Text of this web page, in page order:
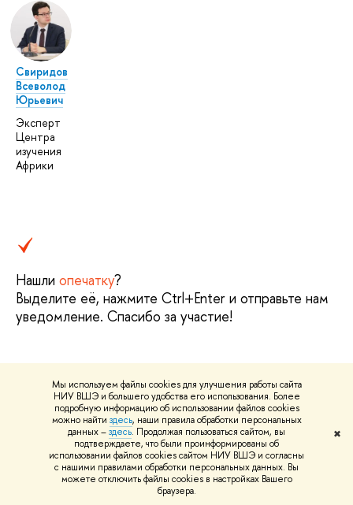
Мы используем файлы cookies для улучшения работы сайта
НИУ ВШЭ и большего удобства его использования. Более
подробную информацию об использовании файлов cookies
можно найти здесь, наши правила обработки персональных
данных –здесь. Продолжая пользоваться сайтом, вы
подтверждаете, что были проинформированы об
использовании файлов cookies сайтом НИУ ВШЭ и согласны
с нашими правилами обработки персональных данных. Вы
можете отключить файлы cookies в настройках Вашего
браузера.
✖
Свиридов
Всеволод
Юрьевич
Эксперт
Центра
изучения
Африки
Нашли опечатку?
Выделите её, нажмите Ctrl+Enter и отправьте нам
уведомление. Спасибо за участие!
О ВЫШКЕ
Цифры и факты
Руководство и структура
Устойчивое развитие в НИУ ВШЭ